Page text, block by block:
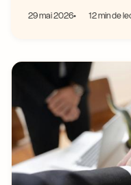
29 mai 2026 12 min de